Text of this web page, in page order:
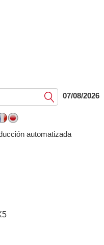
Submit07/08/2026
automatizada